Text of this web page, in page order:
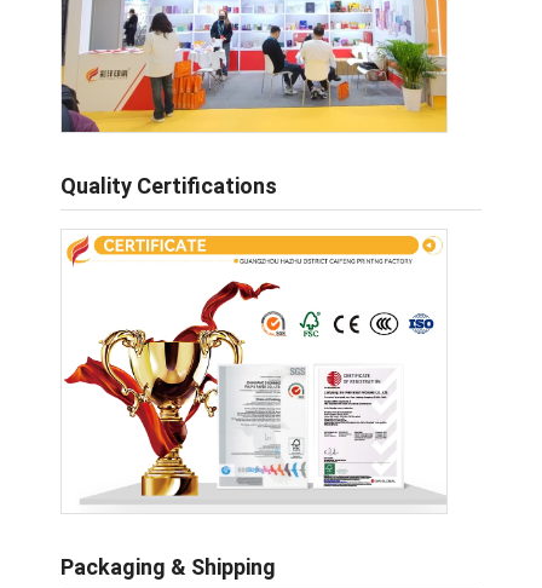
Quality Certifications
Packaging & Shipping